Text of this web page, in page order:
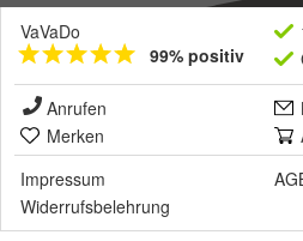
VaVaDo
99% positiv
Anrufen
Merken
Impressum
Widerrufsbelehrung